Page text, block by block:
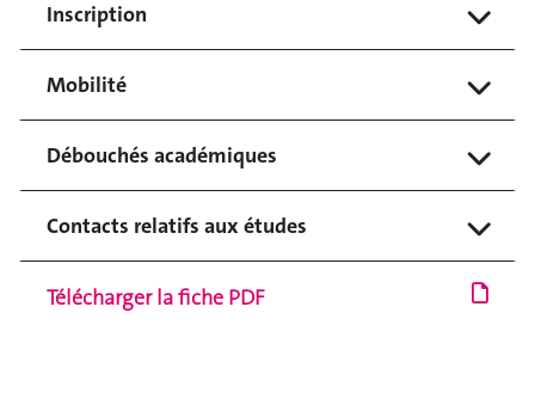
Inscription
Mobilité
Débouchés académiques
Contacts relatifs aux études
Télécharger la fiche PDF